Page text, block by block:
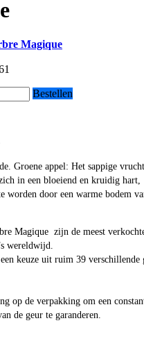
Magique
Bestellen
Groene appel: Het sappige
in een bloeiend en kruidig hart,
worden door een warme bodem
Magique zijn de meest
wereldwijd.
keuze uit ruim 39 verschillende
op de verpakking om een
de geur te garanderen.